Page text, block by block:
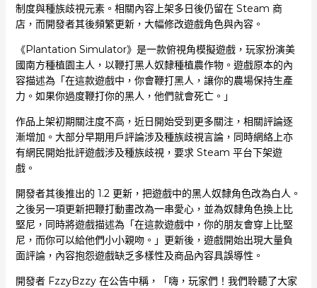
制度與種族歧視元素。相關內容上架多日後仍留在 Steam 商
店，而開發者其後頻繁更新，大幅修改遊戲角色與內容。
《Plantation Simulator》是一款俯視角模擬遊戲，玩家扮演美
國南方種植園主人，以鞭打黑人奴隸種植農作物。遊戲原本的內
容描述為「在這款遊戲中，你會鞭打黑人，讓你的農場保持生產
力。如果你過度鞭打你的黑人，他們就會死亡。」
作品上架初期關注度不高，近日開始受到更多關注，相關評論逐
漸增加。大部分早期用戶評論涉及種族歧視言論，同時網絡上亦
有網民開始批評遊戲涉及種族歧視，要求 Steam 平台下架遊
戲。
開發者其後推出的 1.2 更新，把遊戲中的黑人奴隸角色改為白人。
之後另一項更新把鞭打動畫改為一串愛心，並為奴隸角色換上比
堅尼，同時將遊戲描述為「在這款遊戲中，你的朋友會穿上比堅
尼，而你可以給他們小小親吻。」更新後，遊戲開始出現大量負
面評論，內容抱怨遊戲缺乏多樣性及商品內容具誤導性。
開發者 FzzyBzzy 在公告中稱，「嗨，玩家們！我們聆聽了大家